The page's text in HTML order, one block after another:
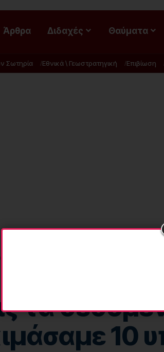
Άρθρα Διδαχές Θαύματα
Σωτηρία Εθνικά \ Γεωστρατηγική Επιβίωση
10 υπηρεσίες)
τα
10